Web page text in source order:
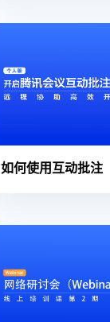
如何使用互动批注